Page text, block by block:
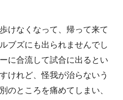
けなくなって、帰って来て
ブズにも出られませんでし
に合流して試合に出るとい
けれど、怪我が治らないう
のところを痛めてしまい、